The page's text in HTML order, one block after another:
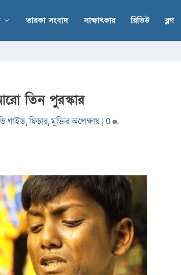
তারকা সংবাদ সাক্ষাৎকার রিভিউ ব্লগ
তিন পুরস্কার
গাইড,ফিচার,মুক্তির অপেক্ষায়| 0